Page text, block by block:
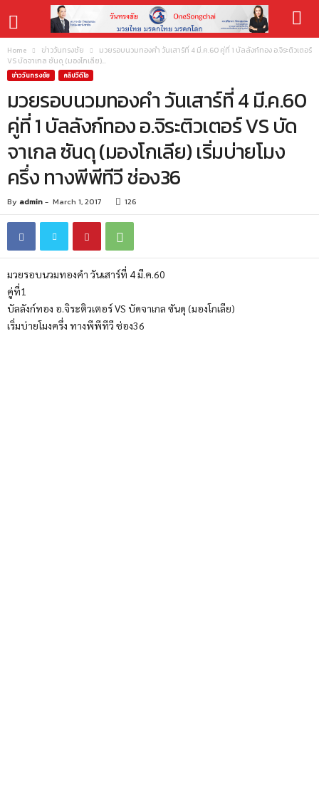
Home ข่าววันทรงชัย
มวยรอบนวมทองคำ วันเสาร์ที่ 4 มี.ค.60 คู่ที่ 1 บัลลังก์ทอง อ.จิระติวเตอร์
VS บัดจาเกล ซันดุ (มองโกเลีย)...
ข่าววันทรงชัย คลิปวีดีโอ
มวยรอบนวมทองคำ วันเสาร์ที่ 4 มี.ค.60
คู่ที่ 1 บัลลังก์ทอง อ.จิระติวเตอร์ VS บัด
จาเกล ซันดุ (มองโกเลีย) เริ่มบ่ายโมง
ครึ่ง ทางพีพีทีวี ช่อง36
By admin- March 1, 2017 126
มวยรอบนวมทองคำ วันเสาร์ที่ 4 มี.ค.60
คู่ที่1
บัลลังก์ทอง อ.จิระติวเตอร์ VS บัดจาเกล ซันดุ (มองโกเลีย)
เริ่มบ่ายโมงครึ่ง ทางพีพีทีวี ช่อง36